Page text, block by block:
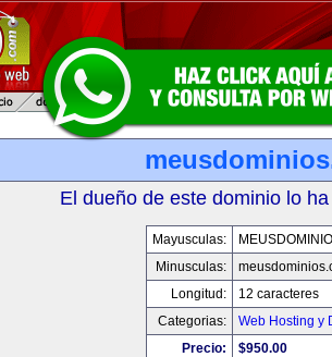
El dueño de este dominio lo
Mayusculas:
Minusculas:
Longitud:
12 caracteres
Categorias:
Web Hosting y
Precio:
$950.00